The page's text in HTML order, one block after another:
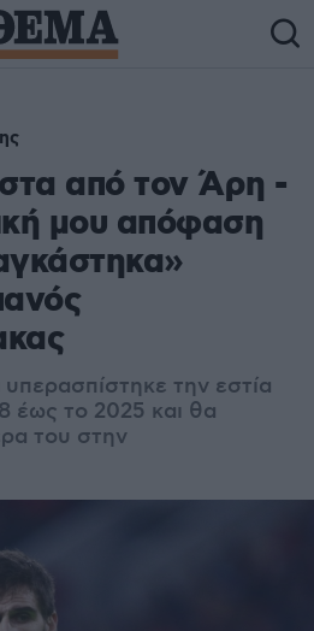
από τον Άρη -
μου απόφαση
την εστία
έως το 2025 και θα
του στην